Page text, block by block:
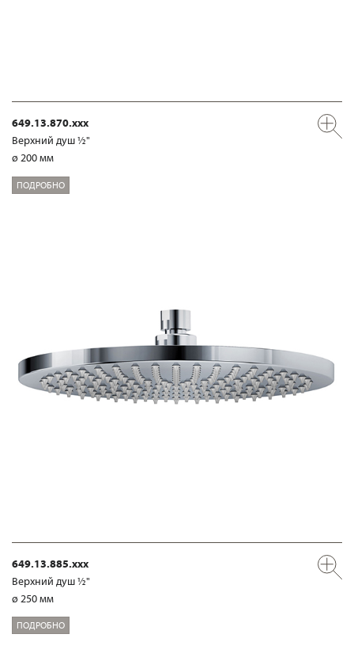
649.13.870.xxx
Верхний душ ½"
ø 200 мм
ПОДРОБНО
649.13.885.xxx
Верхний душ ½"
ø 250 мм
ПОДРОБНО